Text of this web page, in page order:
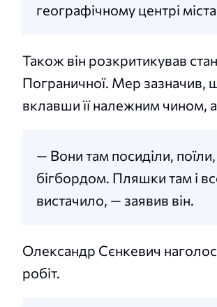
географічному центрі
Також він розкритикував
Пограничної. Мер зазначив,
вклавши її належним чином,
— Вони там посиділи,
бігбордом. Пляшки там і
вистачило, — заявив він.
Олександр Сєнкевич
робіт.